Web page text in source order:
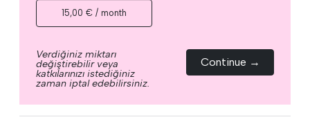
15,00 € / month
Verdiğiniz miktarı
değiştirebilir veya
katkılarınızı istediğiniz
zaman iptal edebilirsiniz.
Continue →